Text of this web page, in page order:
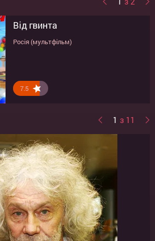
Від гвинта
Росія (мультфільм)
7.5
Книга майстрів
Росія (пригоди)
7.5
1 з 11